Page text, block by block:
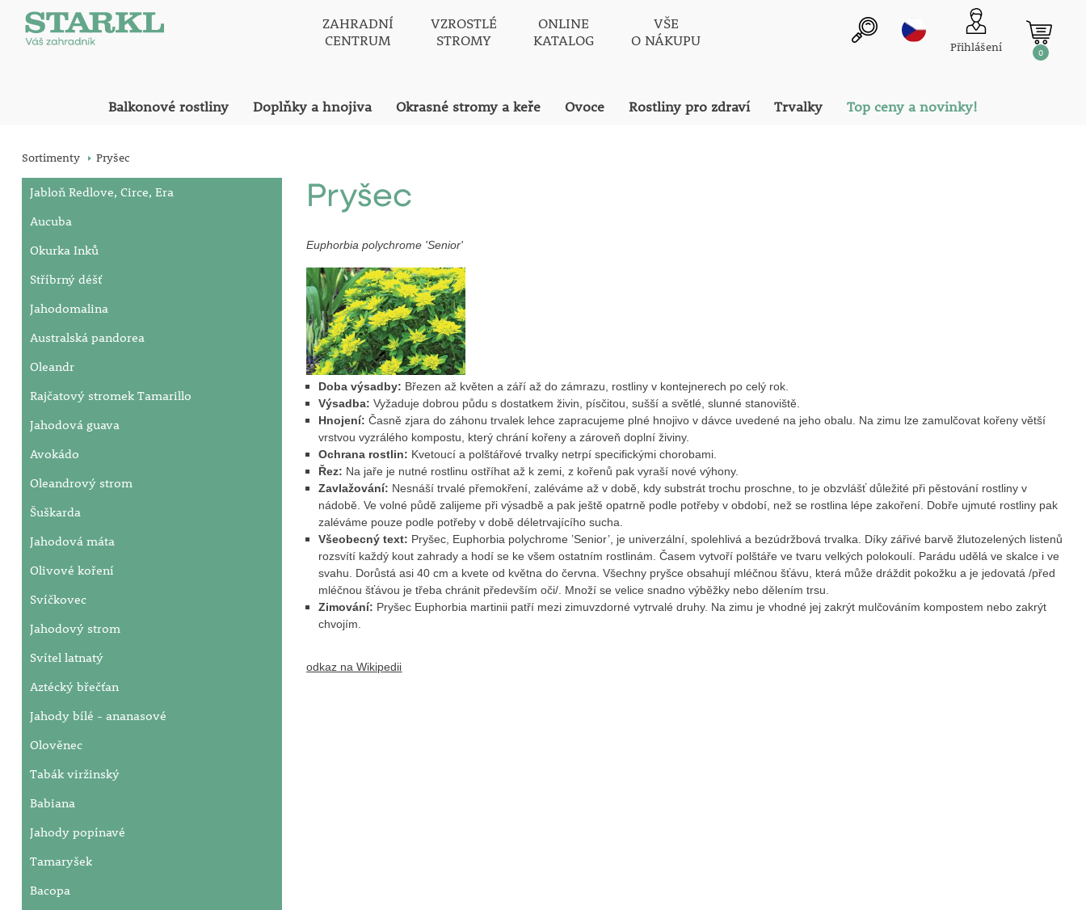
ZAHRADNÍ
CENTRUM
VZROSTLÉ
STROMY
ONLINE
KATALOG
VŠE
O NÁKUPU
Přihlášení 0
Balkonové rostliny Doplňky a hnojiva Okrasné stromy a keře Ovoce Rostliny pro zdraví Trvalky Top ceny a novinky!
Sortimenty Pryšec
Jabloň Redlove, Circe, Era
Aucuba
Okurka Inků
Stříbrný déšť
Jahodomalina
Australská pandorea
Oleandr
Rajčatový stromek Tamarillo
Jahodová guava
Avokádo
Oleandrový strom
Šuškarda
Jahodová máta
Olivové koření
Svíčkovec
Jahodový strom
Svítel latnatý
Aztécký břečťan
Jahody bílé - ananasové
Olověnec
Tabák viržinský
Babiana
Jahody popínavé
Tamaryšek
Bacopa
Pryšec
Euphorbia polychrome 'Senior'
Doba výsadby: Březen až květen a září až do zámrazu, rostliny v kontejnerech po celý rok.
Výsadba:Vyžaduje dobrou půdu s dostatkem živin, písčitou, sušší a světlé, slunné stanoviště.
Hnojení:Časně zjara do záhonu trvalek lehce zapracujeme plné hnojivo v dávce uvedené na jeho obalu. Na zimu lze zamulčovat kořeny větší
vrstvou vyzrálého kompostu, který chrání kořeny a zároveň doplní živiny.
Ochrana rostlin: Kvetoucí a polštářové trvalky netrpí specifickými chorobami.
Řez: Na jaře je nutné rostlinu ostříhat až k zemi, z kořenů pak vyraší nové výhony.
Zavlažování: Nesnáší trvalé přemokření, zaléváme až v době, kdy substrát trochu proschne, to je obzvlášť důležité při pěstování rostliny v
nádobě. Ve volné půdě zalijeme při výsadbě a pak ještě opatrně podle potřeby v období, než se rostlina lépe zakoření. Dobře ujmuté rostliny pak
zaléváme pouze podle potřeby v době déletrvajícího sucha.
Všeobecný text: Pryšec, Euphorbia polychrome ’Senior’, je univerzální, spolehlivá a bezúdržbová trvalka. Díky zářivé barvě žlutozelených listenů
rozsvítí každý kout zahrady a hodí se ke všem ostatním rostlinám. Časem vytvoří polštáře ve tvaru velkých polokoulí. Parádu udělá ve skalce i ve
svahu. Dorůstá asi 40 cm a kvete od května do června. Všechny pryšce obsahují mléčnou šťávu, která může dráždit pokožku a je jedovatá /před
mléčnou šťávou je třeba chránit především oči/. Množí se velice snadno výběžky nebo dělením trsu.
Zimování: Pryšec Euphorbia martinii patří mezi zimuvzdorné vytrvalé druhy. Na zimu je vhodné jej zakrýt mulčováním kompostem nebo zakrýt
chvojím.
odkaz na Wikipedii